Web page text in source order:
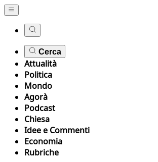
Cerca
Attualità
Politica
Mondo
Agorà
Podcast
Chiesa
Idee e Commenti
Economia
Rubriche